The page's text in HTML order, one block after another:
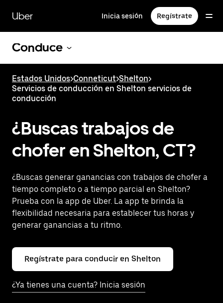
contenido
principal
Uber Inicia sesión Regístrate
Conduce
Estados Unidos>Conneticut>Shelton>
Servicios de conducción en Shelton servicios de
conducción
¿Buscas trabajos de
chofer en Shelton, CT?
¿Buscas generar ganancias con trabajos de chofer a
tiempo completo o a tiempo parcial en Shelton?
Prueba con la app de Uber. La app te brinda la
flexibilidad necesaria para establecer tus horas y
generar ganancias a tu ritmo.
Regístrate para conducir en Shelton
¿Ya tienes una cuenta? Inicia sesión